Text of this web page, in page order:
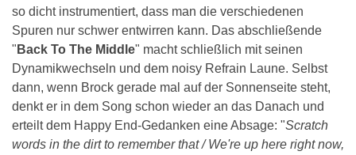
so dicht instrumentiert, dass man die verschiedenen
Spuren nur schwer entwirren kann. Das abschließende
" Back To The Middle" macht schließlich mit seinen
Dynamikwechseln und dem noisy Refrain Laune. Selbst
dann, wenn Brock gerade mal auf der Sonnenseite steht,
denkt er in dem Song schon wieder an das Danach und
erteilt dem Happy End-Gedanken eine Absage: "Scratch
words in the dirt to remember that / We're up here right now,